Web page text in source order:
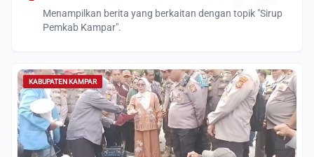
Menampilkan berita yang berkaitan dengan topik "Sirup
Pemkab Kampar".
KABUPATEN KAMPAR